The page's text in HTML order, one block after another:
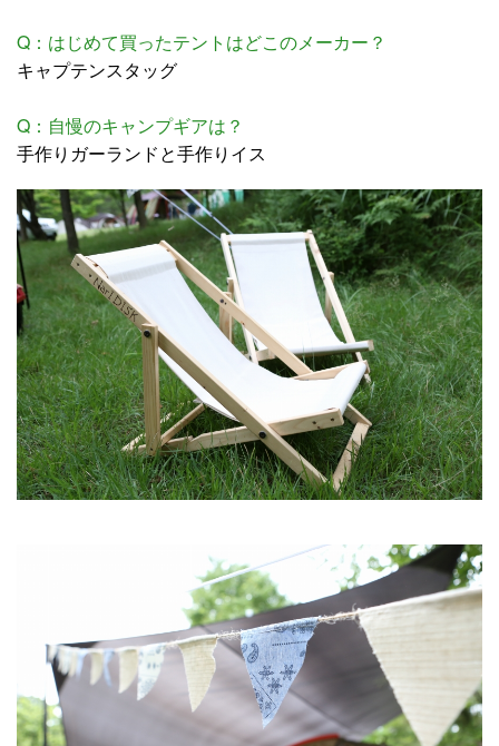
Q：はじめて買ったテントはどこのメーカー？
キャプテンスタッグ
Q：自慢のキャンプギアは？
手作りガーランドと手作りイス